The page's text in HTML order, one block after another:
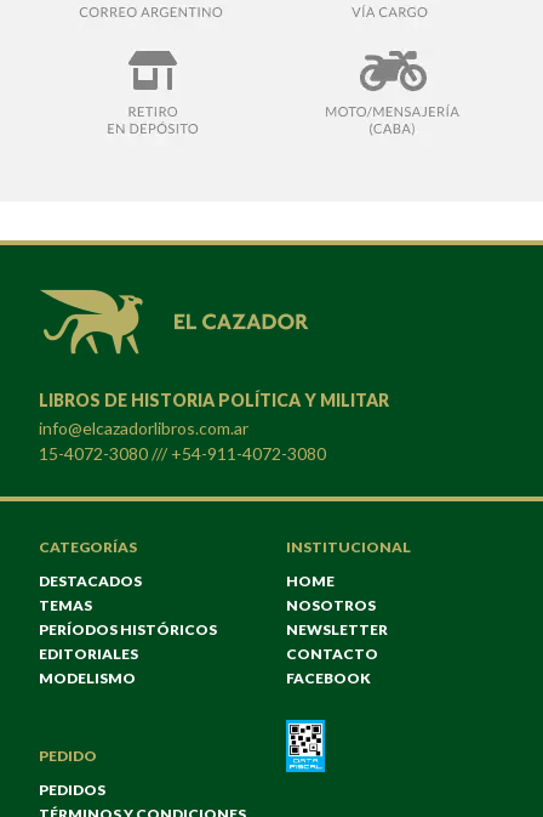
LIBROS DE HISTORIA POLÍTICA Y MILITAR
info@elcazadorlibros.com.ar
15-4072-3080 /// +54-911-4072-3080
CATEGORÍAS
DESTACADOS
TEMAS
PERÍODOS HISTÓRICOS
EDITORIALES
MODELISMO
INSTITUCIONAL
HOME
NOSOTROS
NEWSLETTER
CONTACTO
FACEBOOK
PEDIDO
PEDIDOS